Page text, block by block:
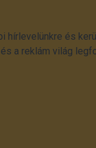
hírlevelünkre és
a reklám világ